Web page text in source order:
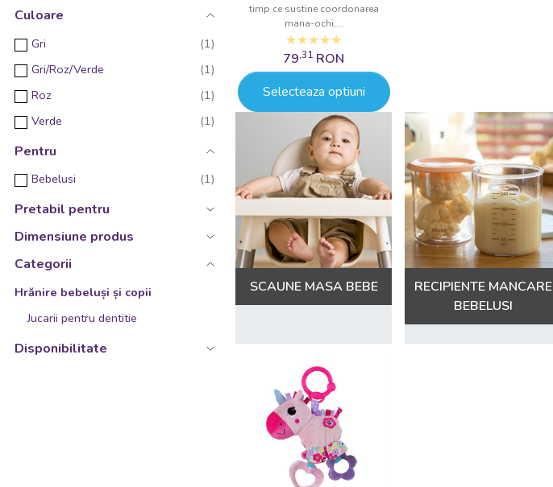
Baveta impermeabila
Bol
Bol multifunctional
Bratara dentitie
Castron
Centura nou nascuti
Colier dentitie
Culoare
Gri
Gri/Roz/Verde
Roz
Verde
Pentru
Bebelusi
Pretabil pentru
Dimensiune produs
Categorii
Hrănire bebeluși și copii
Jucarii pentru dentitie
Disponibilitate
timp ce sustine coordonarea
mana-ochi,...
79,31 RON
Selecteaza optiuni
SCAUNE MASA BEBE
RECIPIENTE MANCARE
BEBELUSI